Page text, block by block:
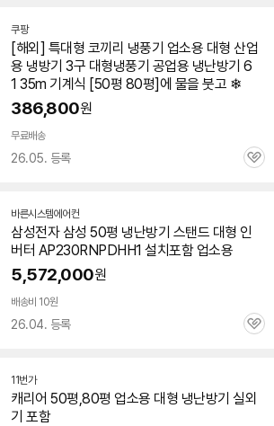
쿠팡
[해외] 특대형 코끼리 냉풍기 업소용 대형 산업
용 냉방기 3구 대형냉풍기 공업용 냉난방기 6
1 35m 기계식 [50평 80평]에 물을 붓고 ❄
386,800원
무료배송
26.05. 등록
관
바른시스템에어컨네
이
버
이
삼성전자 삼성 50평 냉난방기 스탠드 대형 인
버터 AP230RNPDHH1 설치포함 업소용
5,572,000원
배송비 10원
26.04. 등록
관
11번가
캐리어 50평,80평 업소용 대형 냉난방기 실외
기 포함